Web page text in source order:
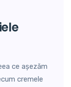
ce așezăm
cremele